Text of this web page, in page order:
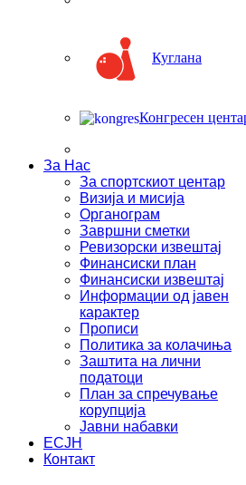
Куглана
Конгресен
За Нас
За спортскиот центар
Визија и мисија
Органограм
Завршни сметки
Ревизорски извештај
Финансиски план
Финансиски извештај
Информации од јавен
карактер
Прописи
Политика за колачиња
Заштита на лични
податоци
План за спречување
корупција
Јавни набавки
ЕСЈН
Контакт